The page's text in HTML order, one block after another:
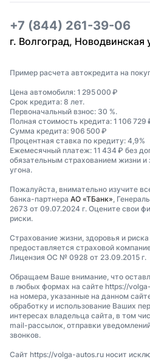
+7 (844) 261-39-06
г. Волгоград, Новодвинская
Пример расчета автокредита на
Цена автомобиля: 1 295 000 ₽
Срок кредита: 8 лет.
Первоначальный взнос: 30 %.
Полная стоимость кредита: 1 106 729
Сумма кредита: 906 500 ₽
Процентная ставка по кредиту: 4,9%
Ежемесячный платеж: 11 434 ₽ без
обязательным страхованием жизни
угона.
Пожалуйста, внимательно изучите
банка-партнера АО «ТБанк» ,
2673 от 09.07.2024 г. Оцените свои
риски.
Страхование жизни, здоровья и
предоставляется страховой
Лицензия ОС № 0928 от 23.09.2015 г.
Обращаем Ваше внимание, что
в любых формах на сайте https://
на номера, указанные на данном
обработку и использование Ваших
интересах владельца сайта, в том
mail-рассылок, отправки
звонков.
Сайт https://volga-autos.ru носит